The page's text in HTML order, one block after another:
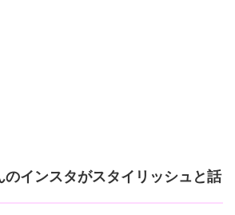
のインスタがスタイリッシュと話